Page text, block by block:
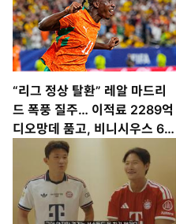
“리그 정상 탈환” 레알 마드리
드 폭풍 질주… 이적료 2289억
디오망데 품고, 비니시우스 6년
더 붙잡고